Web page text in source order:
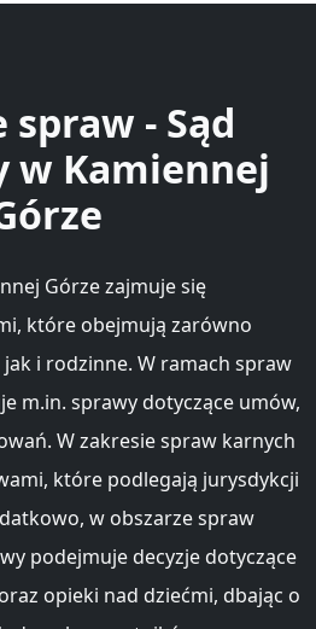
spraw - Sąd
w Kamiennej
Górze zajmuje się
które obejmują zarówno
i rodzinne. W ramach spraw
m.in. sprawy dotyczące umów,
W zakresie spraw karnych
które podlegają jurysdykcji
w obszarze spraw
podejmuje decyzje dotyczące
opieki nad dziećmi, dbając o